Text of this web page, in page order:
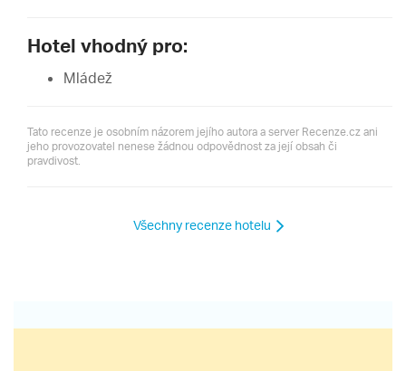
Hotel vhodný pro:
Mládež
Tato recenze je osobním názorem jejího autora a server Recenze.cz ani
jeho provozovatel nenese žádnou odpovědnost za její obsah či
pravdivost.
Všechny recenze hotelu